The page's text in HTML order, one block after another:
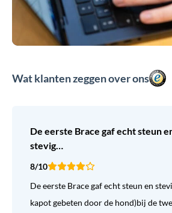
Wat klanten zeggen over ons
De eerste Brace gaf echt steun
stevig…
8/10
De eerste Brace gaf echt steun en
kapot gebeten door de hond)bij de